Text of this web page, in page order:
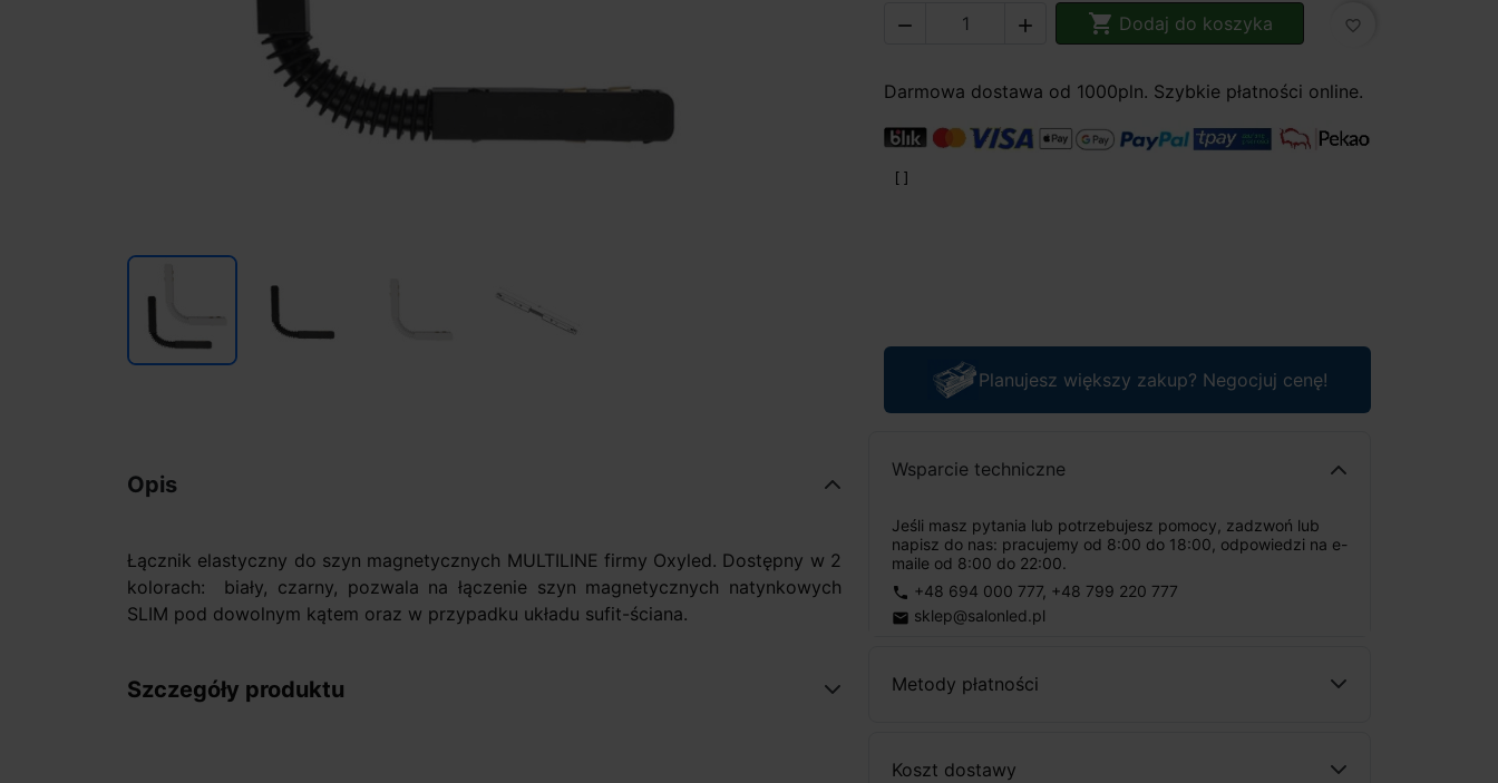
   Dodaj do koszyka favorite_border
Darmowa dostawa od 1000pln. Szybkie płatności online.
Planujesz większy zakup? Negocjuj cenę!
Wsparcie techniczne
Jeśli masz pytania lub potrzebujesz pomocy, zadzwoń lub
napisz do nas: pracujemy od 8:00 do 18:00, odpowiedzi na e-
maile od 8:00 do 22:00.
phone +48 694 000 777, +48 799 220 777
email sklep@salonled.pl
Metody płatności
Koszt dostawy
Opis
Łącznik elastyczny do szyn magnetycznych MULTILINE firmy Oxyled. Dostępny w 2
kolorach: biały, czarny, pozwala na łączenie szyn magnetycznych natynkowych
SLIM pod dowolnym kątem oraz w przypadku układu sufit-ściana.
Szczegóły produktu